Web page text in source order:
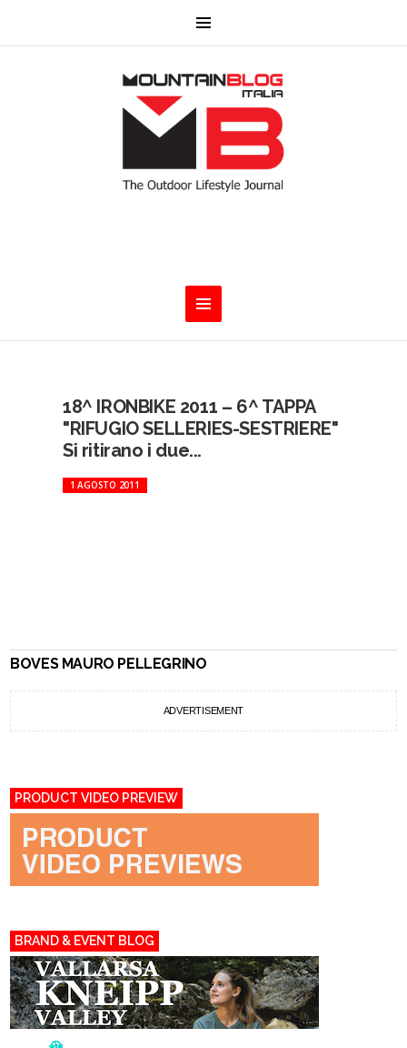
18^ IRONBIKE 2011 – 6^ TAPPA
"RIFUGIO SELLERIES-SESTRIERE"
Si ritirano i due...
1 AGOSTO 2011
BOVES MAURO PELLEGRINO
ADVERTISEMENT
PRODUCT VIDEO PREVIEW
BRAND & EVENT BLOG